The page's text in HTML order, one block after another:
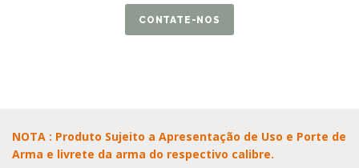
CONTATE-NOS
NOTA : Produto Sujeito a Apresentação de Uso e Porte de
Arma e livrete da arma do respectivo calibre.